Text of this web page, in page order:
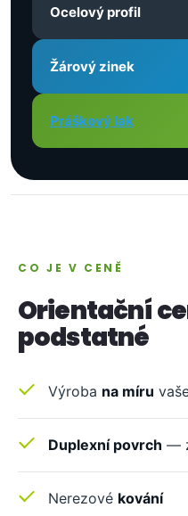
Ocelový profil
Žárový zinek
Práškový lak
CO JE V CENĚ
Orientační
podstatné
Výroba na míru
Duplexní povrch —
Nerezové kování